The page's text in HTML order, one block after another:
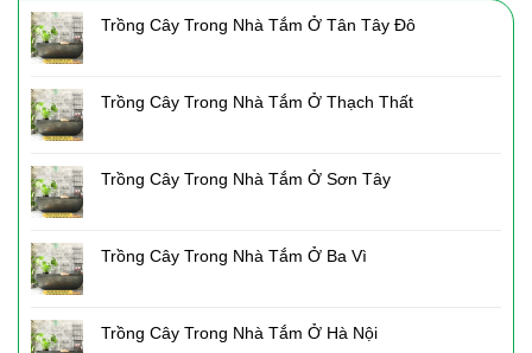
Trồng Cây Trong Nhà Tắm Ở Tân Tây Đô
Trồng Cây Trong Nhà Tắm Ở Thạch Thất
Trồng Cây Trong Nhà Tắm Ở Sơn Tây
Trồng Cây Trong Nhà Tắm Ở Ba Vì
Trồng Cây Trong Nhà Tắm Ở Hà Nội